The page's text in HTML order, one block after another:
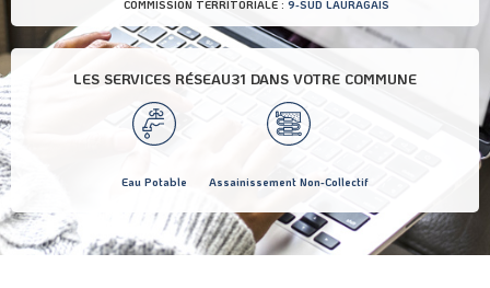
COMMISSION TERRITORIALE : 9-SUD LAURAGAIS
LES SERVICES RÉSEAU31 DANS VOTRE COMMUNE
Eau Potable Assainissement Non-Collectif